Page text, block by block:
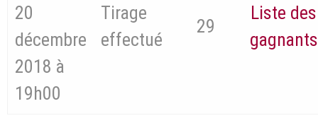
20
décembre
2018 à
19h00
Tirage
effectué
29
Liste des
gagnants